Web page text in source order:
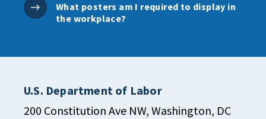
What posters am I required to display in
the workplace?
U.S. Department of Labor
200 Constitution Ave NW, Washington, DC